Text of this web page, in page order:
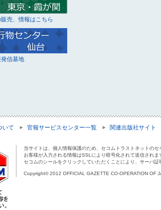
売、情報はこちら
信基地
いて 官報サービスセンター一覧 関連出版社サイト
当サイトは、個人情報保護のため、セコムトラストネットのセ
お客様が入力される情報はSSLにより暗号化されて送信され
セコムのシールをクリックしていただくことにより、サーバ証
Copyright© 2012 OFFICIAL GAZETTE CO-OPERATION OF